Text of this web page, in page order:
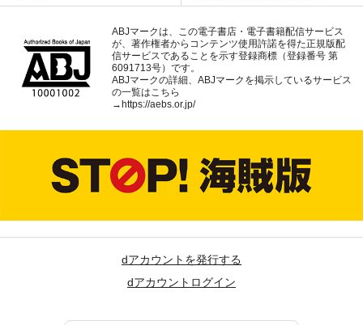
ABJマークは、この電子書店・電子書籍配信サービス
が、著作権者からコンテンツ使用許諾を得た正規版配
信サービスであることを示す登録商標（登録番号 第
6091713号）です。
ABJマークの詳細、ABJマークを掲示しているサービス
の一覧はこちら
→ https://aebs.or.jp/
dアカウントを発行する
dアカウントログイン